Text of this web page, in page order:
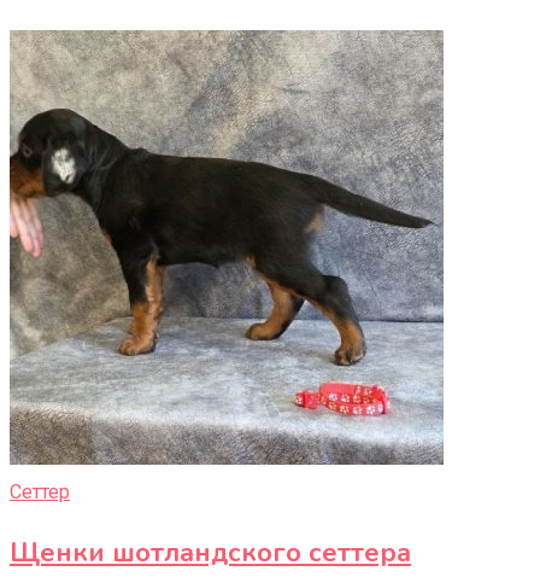
Сеттер
Щенки шотландского сеттера